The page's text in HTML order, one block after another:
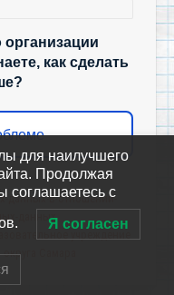
организации
как сделать
данных-в-отношении-
данных
учреждение
Самара
для наилучшего
Продолжая
соглашаетесь с
Я согласен